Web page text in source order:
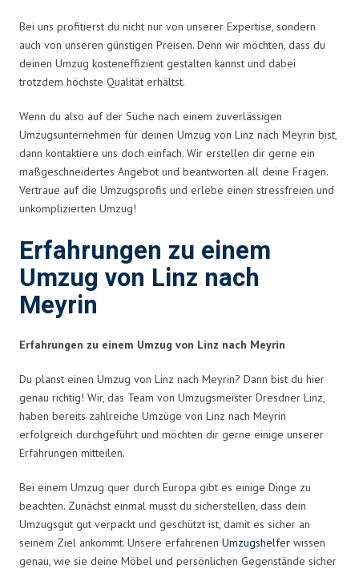
Bei uns profitierst du nicht nur von unserer Expertise, sondern
auch von unseren günstigen Preisen. Denn wir möchten, dass du
deinen Umzug kosteneffizient gestalten kannst und dabei
trotzdem höchste Qualität erhältst.
Wenn du also auf der Suche nach einem zuverlässigen
Umzugsunternehmen für deinen Umzug von Linz nach Meyrin bist,
dann kontaktiere uns doch einfach. Wir erstellen dir gerne ein
maßgeschneidertes Angebot und beantworten all deine Fragen.
Vertraue auf die Umzugsprofis und erlebe einen stressfreien und
unkomplizierten Umzug!
Erfahrungen zu einem
Umzug von Linz nach
Meyrin
Erfahrungen zu einem Umzug von Linz nach Meyrin
Du planst einen Umzug von Linz nach Meyrin? Dann bist du hier
genau richtig! Wir, das Team von Umzugsmeister Dresdner Linz,
haben bereits zahlreiche Umzüge von Linz nach Meyrin
erfolgreich durchgeführt und möchten dir gerne einige unserer
Erfahrungen mitteilen.
Bei einem Umzug quer durch Europa gibt es einige Dinge zu
beachten. Zunächst einmal musst du sicherstellen, dass dein
Umzugsgut gut verpackt und geschützt ist, damit es sicher an
seinem Ziel ankommt. Unsere erfahrenen Umzugshelfer wissen
genau, wie sie deine Möbel und persönlichen Gegenstände sicher